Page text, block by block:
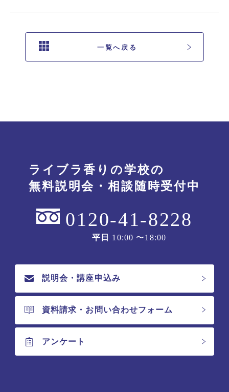
一覧へ戻る
ライブラ香りの学校の
無料説明会・相談随時受付中
0120-41-8228
平日 10:00 〜18:00
説明会・講座申込み
資料請求・お問い合わせフォーム
アンケート